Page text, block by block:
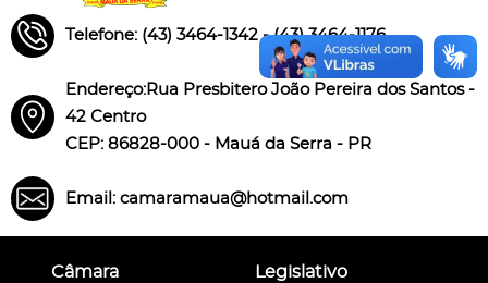
Telefone: (43) 3464-1342 - (43) 3464-1176
Endereço:Rua Presbitero João Pereira dos Santos -
42 Centro
CEP: 86828-000 - Mauá da Serra - PR
Email: camaramaua@hotmail.com
Câmara
Legislativo